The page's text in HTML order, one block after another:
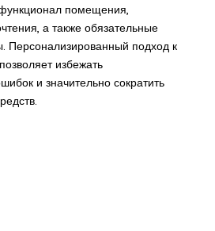
помещения,
а также обязательные
Персонализированный подход к
избежать
и значительно сократить